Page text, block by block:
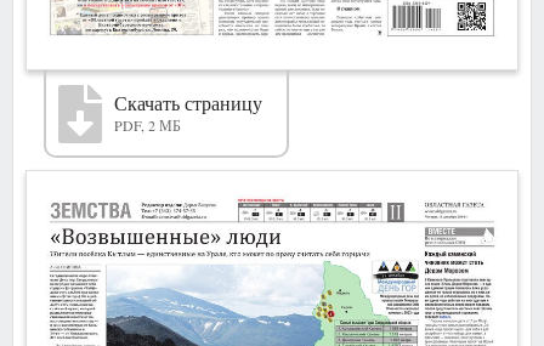
Скачать страницу
PDF, 2 МБ